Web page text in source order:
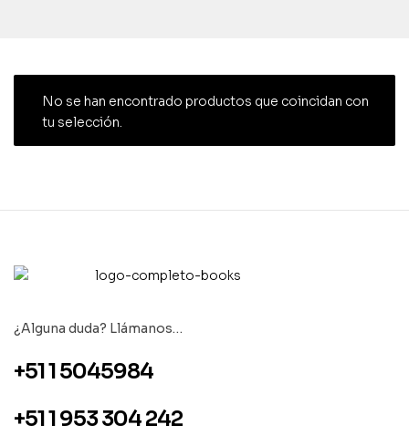
No se han encontrado productos que coincidan con
tu selección.
¿Alguna duda? Llámanos…
+51 1 5045984
+51 1 953 304 242